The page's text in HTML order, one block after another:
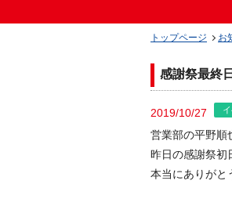
トップページ お
感謝祭最終
2019/10/27
営業部の平野順
昨日の感謝祭初
本当にありがと